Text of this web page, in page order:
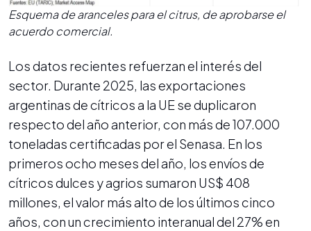
Esquema de aranceles para el citrus, de aprobarse el
acuerdo comercial.
Los datos recientes refuerzan el interés del
sector. Durante 2025, las exportaciones
argentinas de cítricos a la UE se duplicaron
respecto del año anterior, con más de 107.000
toneladas certificadas por el Senasa. En los
primeros ocho meses del año, los envíos de
cítricos dulces y agrios sumaron US$ 408
millones, el valor más alto de los últimos cinco
años, con un crecimiento interanual del 27% en